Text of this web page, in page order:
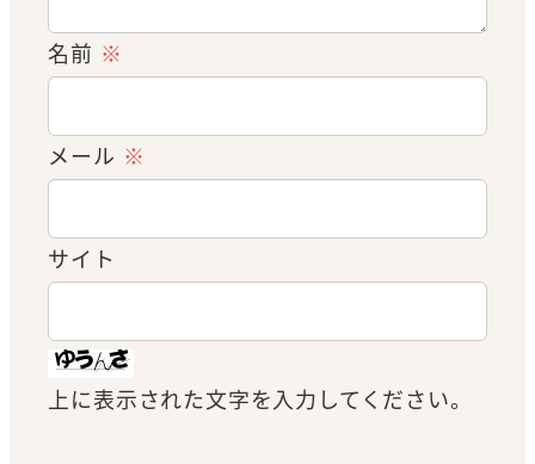
名前 ※
メール ※
サイト
上に表示された文字を入力してください。